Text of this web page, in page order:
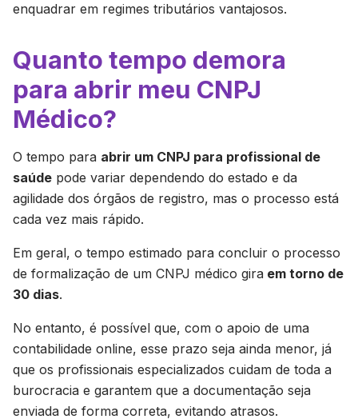
enquadrar em regimes tributários vantajosos.
Quanto tempo demora
para abrir meu CNPJ
Médico?
O tempo para abrir um CNPJ para profissional de
saúde pode variar dependendo do estado e da
agilidade dos órgãos de registro, mas o processo está
cada vez mais rápido.
Em geral, o tempo estimado para concluir o processo
de formalização de um CNPJ médico gira em torno de
30 dias.
No entanto, é possível que, com o apoio de uma
contabilidade online, esse prazo seja ainda menor, já
que os profissionais especializados cuidam de toda a
burocracia e garantem que a documentação seja
enviada de forma correta, evitando atrasos.